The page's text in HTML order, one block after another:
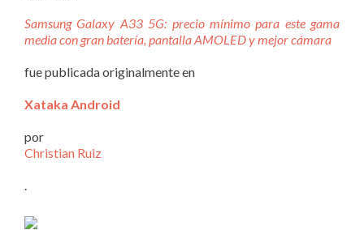
Samsung Galaxy A33 5G: precio mínimo para este gama
media con gran batería, pantalla AMOLED y mejor cámara
fue publicada originalmente en
Xataka Android
por
Christian Ruiz
.